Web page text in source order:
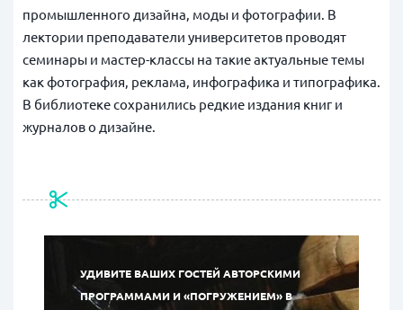
промышленного дизайна, моды и фотографии. В
лектории преподаватели университетов проводят
семинары и мастер-классы на такие актуальные темы
как фотография, реклама, инфографика и типографика.
В библиотеке сохранились редкие издания книг и
журналов о дизайне.
УДИВИТЕ ВАШИХ ГОСТЕЙ АВТОРСКИМИ
ПРОГРАММАМИ И «ПОГРУЖЕНИЕМ» В